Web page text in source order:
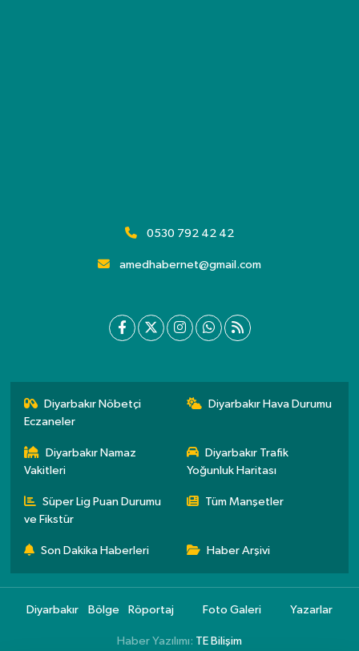
0530 792 42 42
amedhabernet@gmail.com
Diyarbakır Nöbetçi
Eczaneler
Diyarbakır Hava Durumu
Diyarbakır Namaz
Vakitleri
Diyarbakır Trafik
Yoğunluk Haritası
Süper Lig Puan Durumu
ve Fikstür
Tüm Manşetler
Son Dakika Haberleri Haber Arşivi
Diyarbakır Bölge Röportaj Foto Galeri Yazarlar
Haber Yazılımı: TE Bilişim